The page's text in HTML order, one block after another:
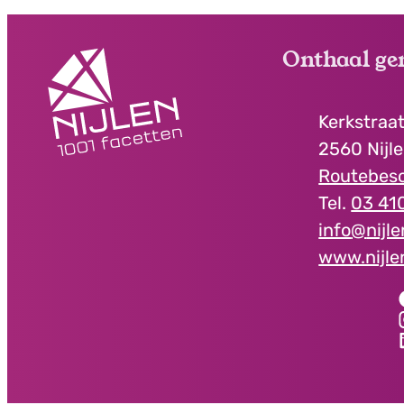
Onthaal
Adres
,2560
03
E-mail
info@
Website